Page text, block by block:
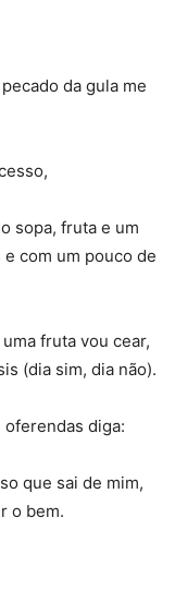
da gula me
sopa, fruta e um
com um pouco de
fruta vou cear,
(dia sim, dia não).
oferendas diga:
que sai de mim,
o bem.